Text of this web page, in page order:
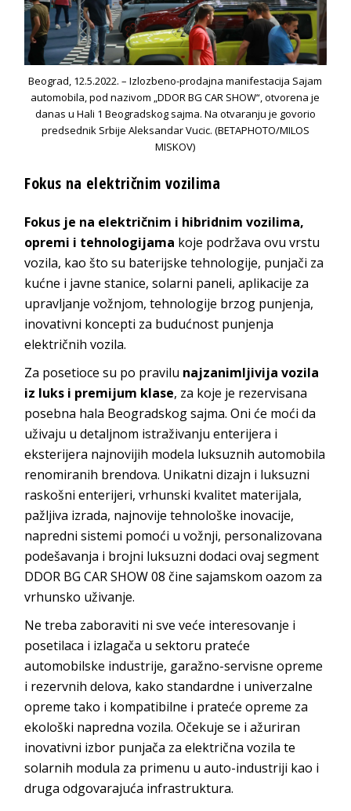
Beograd, 12.5.2022. – Izlozbeno-prodajna manifestacija Sajam
automobila, pod nazivom „DDOR BG CAR SHOW“, otvorena je
danas u Hali 1 Beogradskog sajma. Na otvaranju je govorio
predsednik Srbije Aleksandar Vucic. (BETAPHOTO/MILOS
MISKOV)
Fokus na električnim vozilima
Fokus je na električnim i hibridnim vozilima,
opremi i tehnologijama koje podržava ovu vrstu
vozila, kao što su baterijske tehnologije, punjači za
kućne i javne stanice, solarni paneli, aplikacije za
upravljanje vožnjom, tehnologije brzog punjenja,
inovativni koncepti za budućnost punjenja
električnih vozila.
Za posetioce su po pravilu najzanimljivija vozila
iz luks i premijum klase, za koje je rezervisana
posebna hala Beogradskog sajma. Oni će moći da
uživaju u detaljnom istraživanju enterijera i
eksterijera najnovijih modela luksuznih automobila
renomiranih brendova. Unikatni dizajn i luksuzni
raskošni enterijeri, vrhunski kvalitet materijala,
pažljiva izrada, najnovije tehnološke inovacije,
napredni sistemi pomoći u vožnji, personalizovana
podešavanja i brojni luksuzni dodaci ovaj segment
DDOR BG CAR SHOW 08 čine sajamskom oazom za
vrhunsko uživanje.
Ne treba zaboraviti ni sve veće interesovanje i
posetilaca i izlagača u sektoru prateće
automobilske industrije, garažno-servisne opreme
i rezervnih delova, kako standardne i univerzalne
opreme tako i kompatibilne i prateće opreme za
ekološki napredna vozila. Očekuje se i ažuriran
inovativni izbor punjača za električna vozila te
solarnih modula za primenu u auto-industriji kao i
druga odgovarajuća infrastruktura.